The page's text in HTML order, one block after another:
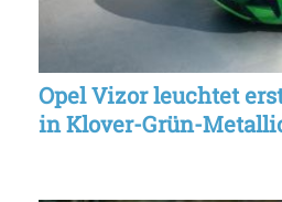
Opel Vizor leuchtet
in Klover-Grün-